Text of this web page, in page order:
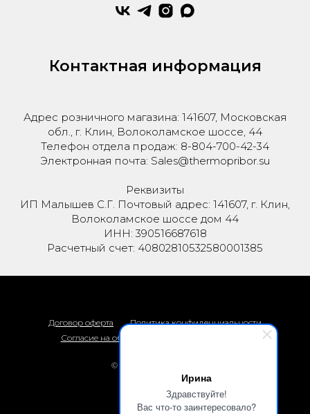
Ирина
Здравствуйте!
Вас что-то заинтересовало?
Контактная информация
Адрес розничного магазина: 141607, Московская
обл., г. Клин, Волоколамское шоссе, 44
Телефон отдела продаж: 8-804-700-42-34
Электронная почта: Sales@thermopribor.su
Реквизиты
ИП Малышев С.Г. Почтовый адрес: 141607, г. Клин,
Волоколамское шоссе дом 44
ИНН: 390516687618
Расчетный счет: 40802810532580001385
Договор оферта
Политика конфиденциальности
Согласие на обработку персональных данных
© 2026 Термоприбор
Наверх